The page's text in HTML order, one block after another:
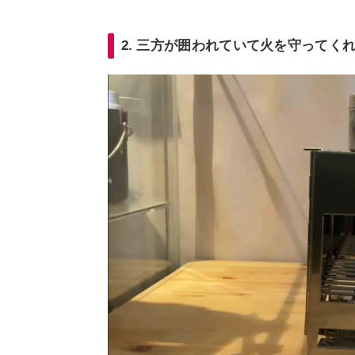
2. 三方が囲われていて火を守ってく